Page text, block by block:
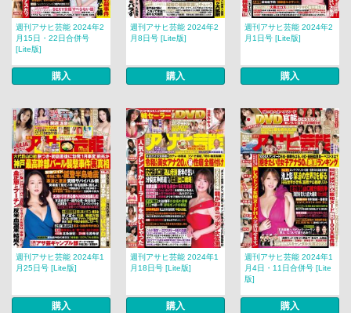
週刊アサヒ芸能 2024年2
月15日・22日合併号
[Lite版]
購入
週刊アサヒ芸能 2024年2
月8日号 [Lite版]
購入
週刊アサヒ芸能 2024年2
月1日号 [Lite版]
購入
週刊アサヒ芸能 2024年1
月25日号 [Lite版]
購入
週刊アサヒ芸能 2024年1
月18日号 [Lite版]
購入
週刊アサヒ芸能 2024年1
月4日・11日合併号 [Lite
版]
購入